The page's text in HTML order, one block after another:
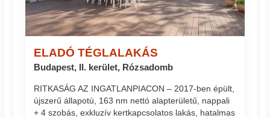
ELADÓ TÉGLALAKÁS
Budapest, II. kerület, Rózsadomb
RITKASÁG AZ INGATLANPIACON – 2017-ben épült,
újszerű állapotú, 163 nm nettó alapterületű, nappali
+ 4 szobás, exkluzív kertkapcsolatos lakás, hatalmas